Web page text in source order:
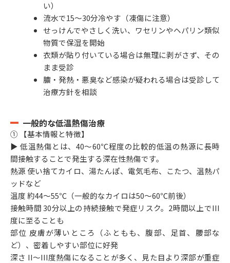
い）
流水で15〜30分冷やす（凍傷に注意）
せっけんでやさしく洗い、ワセリンやヘパリン類似
物質で保湿を開始
衣類が貼り付いている場合は無理に剥がさず、その
まま受診
膿・発熱・悪臭など感染が疑われる場合は受診して
治療方針を相談
一般的な低温熱傷治療
① 【基本情報と特徴】
▶ 低温熱傷とは、40〜60℃程度の比較的低温の熱源に長時
間接触することで発生する深在性熱傷です。
熱源 使い捨てカイロ、湯たんぽ、電気毛布、こたつ、温熱パ
ッドなど
温度 約44〜55℃（一般的なカイロは50〜60℃前後）
接触時間 30分以上の持続接触で発症リスク。2時間以上でIII
度に至ることも
部位 皮膚が薄いところ（ふともも、腹部、足首、腰部な
ど）、密着しやすい部位に好発
深さ II〜III度熱傷になることが多く、見た目より深部が重症